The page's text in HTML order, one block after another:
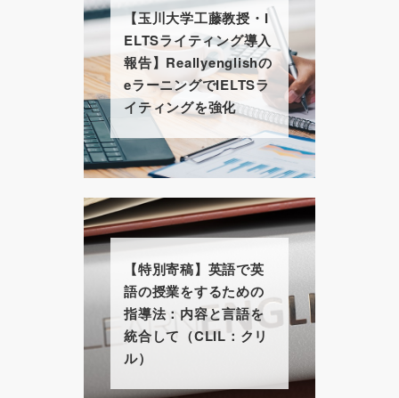
【玉川大学工藤教授・I
ELTSライティング導入
報告】Reallyenglishの
eラーニングでIELTSラ
イティングを強化
【特別寄稿】英語で英
語の授業をするための
指導法：内容と言語を
統合して（CLIL：クリ
ル）